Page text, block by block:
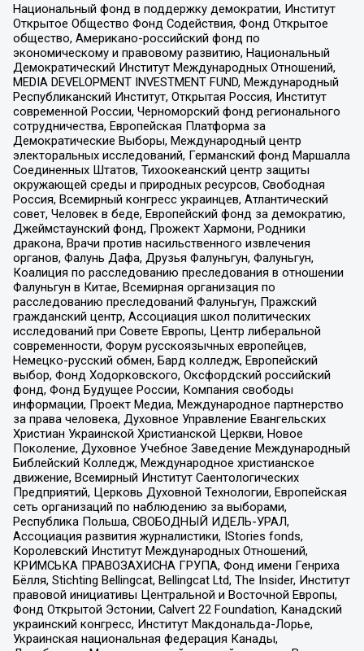
Национальный фонд в поддержку демократии, Институт
Открытое Общество Фонд Содействия, Фонд Открытое
общество, Американо-российский фонд по
экономическому и правовому развитию, Национальный
Демократический Институт Международных Отношений,
MEDIA DEVELOPMENT INVESTMENT FUND, Международный
Республиканский Институт, Открытая Россия, Институт
современной России, Черноморский фонд регионального
сотрудничества, Европейская Платформа за
Демократические Выборы, Международный центр
электоральных исследований, Германский фонд Маршалла
Соединенных Штатов, Тихоокеанский центр защиты
окружающей среды и природных ресурсов, Свободная
Россия, Всемирный конгресс украинцев, Атлантический
совет, Человек в беде, Европейский фонд за демократию,
Джеймстаунский фонд, Прожект Хармони, Родники
дракона, Врачи против насильственного извлечения
органов, Фалунь Дафа, Друзья Фалуньгун, Фалуньгун,
Коалиция по расследованию преследования в отношении
Фалуньгун в Китае, Всемирная организация по
расследованию преследований Фалуньгун, Пражский
гражданский центр, Ассоциация школ политических
исследований при Совете Европы, Центр либеральной
современности, Форум русскоязычных европейцев,
Немецко-русский обмен, Бард колледж, Европейский
выбор, Фонд Ходорковского, Оксфордский российский
фонд, Фонд Будущее России, Компания свободы
информации, Проект Медиа, Международное партнерство
за права человека, Духовное Управление Евангельских
Христиан Украинской Христианской Церкви, Новое
Поколение, Духовное Учебное Заведение Международный
Библейский Колледж, Международное христианское
движение, Всемирный Институт Саентологических
Предприятий, Церковь Духовной Технологии, Европейская
сеть организаций по наблюдению за выборами,
Республика Польша, СВОБОДНЫЙ ИДЕЛЬ-УРАЛ,
Ассоциация развития журналистики, IStories fonds,
Королевский Институт Международных Отношений,
КРИМСЬКА ПРАВОЗАХИСНА ГРУПА, Фонд имени Генриха
Бёлля, Stichting Bellingcat, Bellingcat Ltd, The Insider, Институт
правовой инициативы Центральной и Восточной Европы,
Фонд Открытой Эстонии, Calvert 22 Foundation, Канадский
украинский конгресс, Институт Макдональда-Лорье,
Украинская национальная федерация Канады,